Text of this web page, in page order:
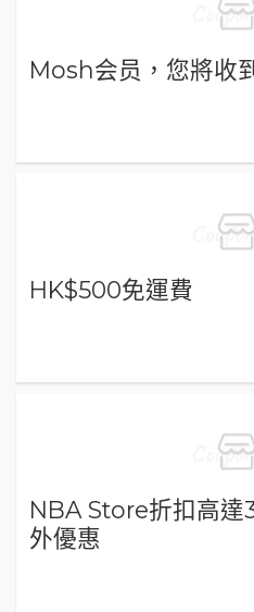
Mosh会员，您將收
HK$500免運費
NBA Store折扣高達
外優惠